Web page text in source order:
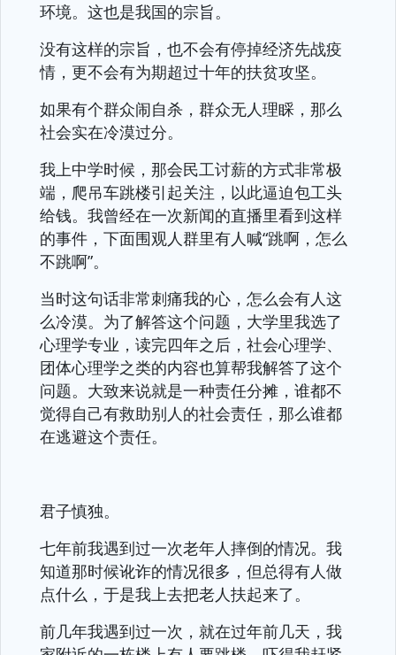
环境。这也是我国的宗旨。
没有这样的宗旨，也不会有停掉经济先战疫
情，更不会有为期超过十年的扶贫攻坚。
如果有个群众闹自杀，群众无人理睬，那么
社会实在冷漠过分。
我上中学时候，那会民工讨薪的方式非常极
端，爬吊车跳楼引起关注，以此逼迫包工头
给钱。我曾经在一次新闻的直播里看到这样
的事件，下面围观人群里有人喊“跳啊，怎么
不跳啊”。
当时这句话非常刺痛我的心，怎么会有人这
么冷漠。为了解答这个问题，大学里我选了
心理学专业，读完四年之后，社会心理学、
团体心理学之类的内容也算帮我解答了这个
问题。大致来说就是一种责任分摊，谁都不
觉得自己有救助别人的社会责任，那么谁都
在逃避这个责任。
君子慎独。
七年前我遇到过一次老年人摔倒的情况。我
知道那时候讹诈的情况很多，但总得有人做
点什么，于是我上去把老人扶起来了。
前几年我遇到过一次，就在过年前几天，我